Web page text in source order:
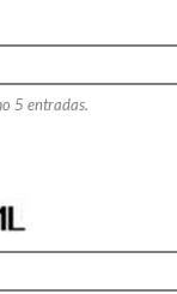
5 entradas.